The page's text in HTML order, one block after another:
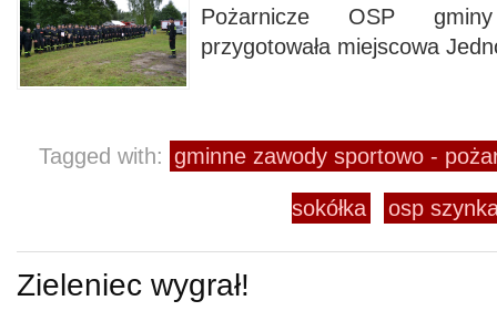
Pożarnicze OSP
przygotowała miejscowa
Tagged with: gminne zawody sportowo -
sokółka osp
Zieleniec wygrał!